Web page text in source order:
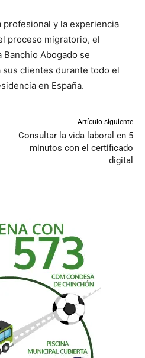
profesional y la experiencia
proceso migratorio, el
Abogado se
clientes durante todo el
en España.
Artículo siguiente
Consultar la vida laboral en 5
minutos con el certificado
digital